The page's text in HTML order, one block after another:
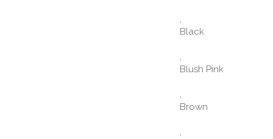
Black
Blush Pink
Brown